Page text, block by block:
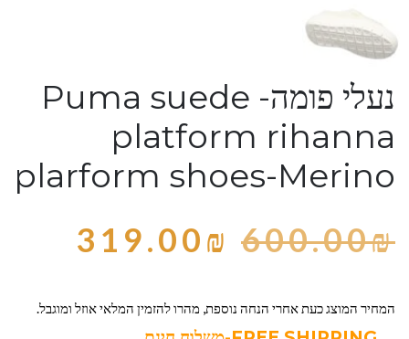
נעלי פומה- Puma suede
platform rihanna
plarform shoes-Merino
600.00₪
319.00₪
המחיר המוצג כעת אחרי הנחה נוספת, מהרו להזמין המלאי אוזל ומוגבל.